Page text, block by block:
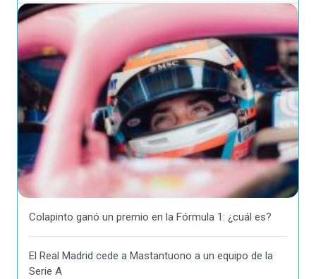
Colapinto ganó un premio en la Fórmula 1: ¿cuál es?
El Real Madrid cede a Mastantuono a un equipo de la
Serie A